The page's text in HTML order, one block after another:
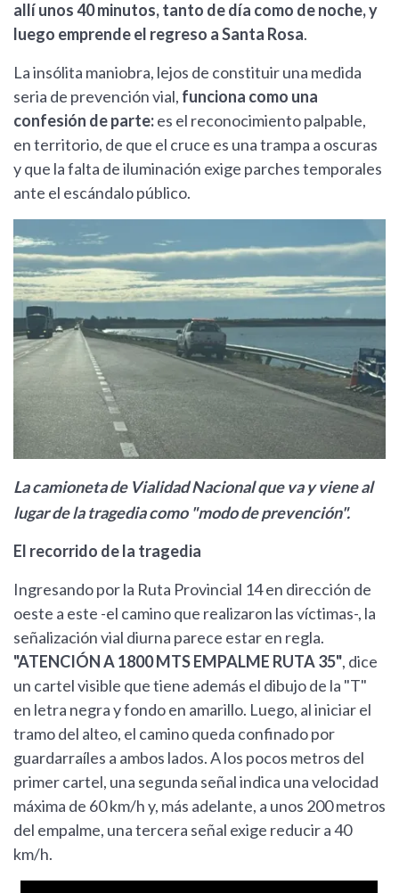
allí unos 40 minutos, tanto de día como de noche, y
luego emprende el regreso a Santa Rosa.
La insólita maniobra, lejos de constituir una medida
seria de prevención vial, funciona como una
confesión de parte:es el reconocimiento palpable,
en territorio, de que el cruce es una trampa a oscuras
y que la falta de iluminación exige parches temporales
ante el escándalo público.
La camioneta de Vialidad Nacional que va y viene al
lugar de la tragedia como "modo de prevención".
El recorrido de la tragedia
Ingresando por la Ruta Provincial 14 en dirección de
oeste a este -el camino que realizaron las víctimas-, la
señalización vial diurna parece estar en regla.
"ATENCIÓN A 1800 MTS EMPALME RUTA 35", dice
un cartel visible que tiene además el dibujo de la "T"
en letra negra y fondo en amarillo. Luego, al iniciar el
tramo del alteo, el camino queda confinado por
guardarraíles a ambos lados. A los pocos metros del
primer cartel, una segunda señal indica una velocidad
máxima de 60 km/h y, más adelante, a unos 200 metros
del empalme, una tercera señal exige reducir a 40
km/h.